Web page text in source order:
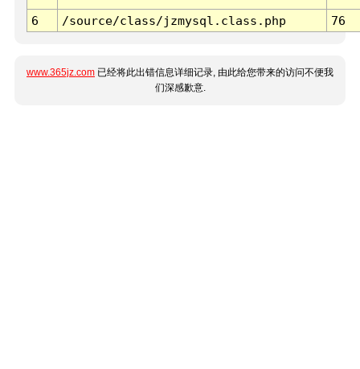
6 /source/class/jzmysql.class.php 76
www.365jz.com 已经将此出错信息详细记录, 由此给您带来的访问不便我
们深感歉意.